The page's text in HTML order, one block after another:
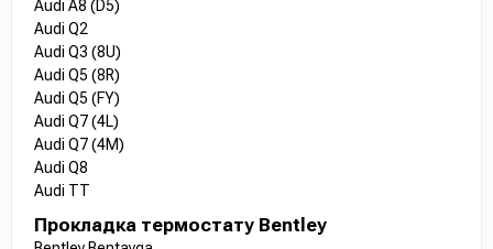
Audi A8 (D5)
Audi Q2
Audi Q3 (8U)
Audi Q5 (8R)
Audi Q5 (FY)
Audi Q7 (4L)
Audi Q7 (4M)
Audi Q8
Audi TT
Прокладка термостату Bentley